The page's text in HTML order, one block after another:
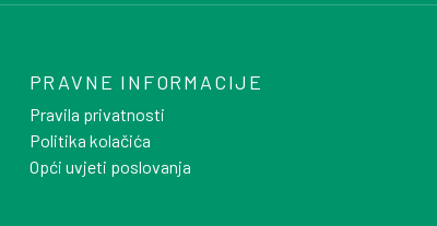
PRAVNE INFORMACIJE
Pravila privatnosti
Politika kolačića
Opći uvjeti poslovanja